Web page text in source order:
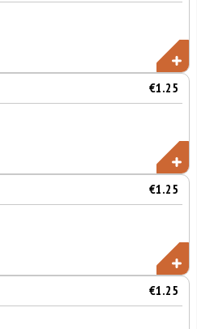
€1.25
€1.25
€1.25